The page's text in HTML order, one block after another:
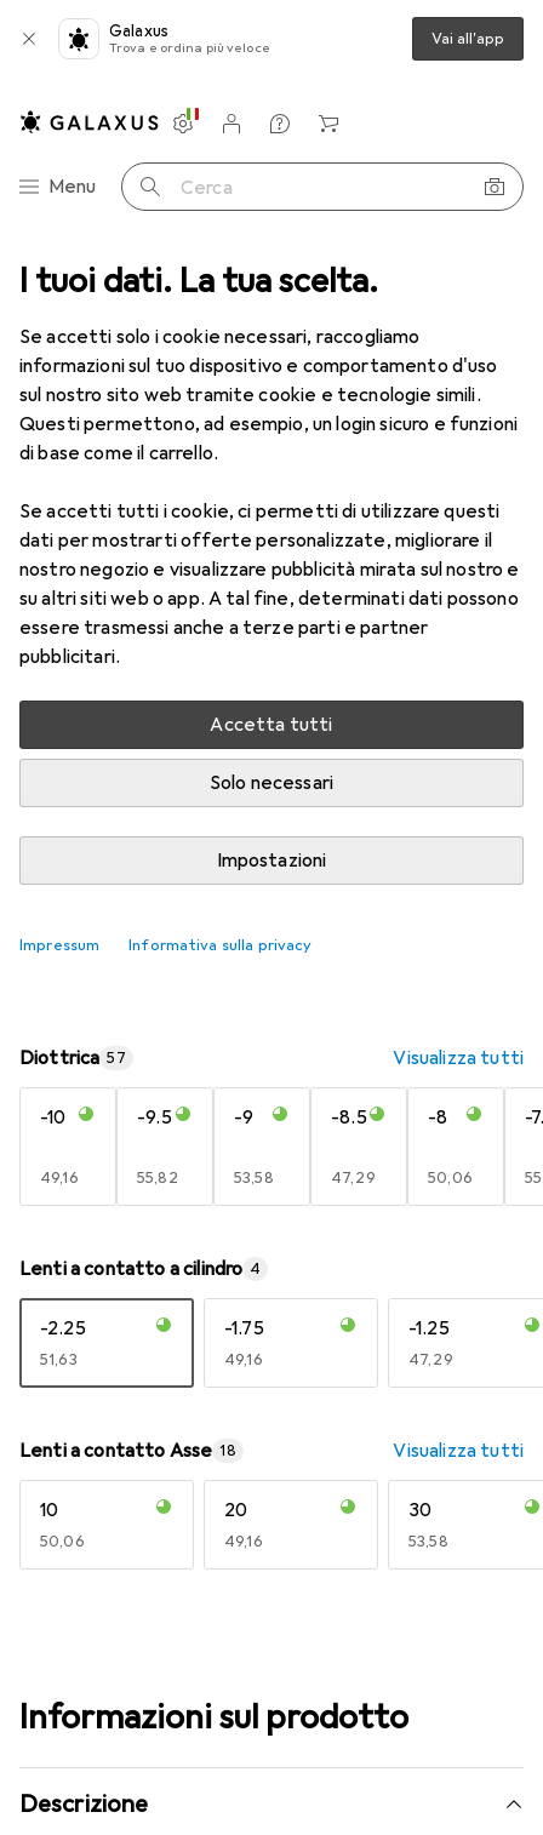
I tuoi dati. La tua scelta.
Se accetti solo i cookie necessari, raccogliamo
informazioni sul tuo dispositivo e comportamento d'uso
sul nostro sito web tramite cookie e tecnologie simili.
Questi permettono, ad esempio, un login sicuro e funzioni
di base come il carrello.
Se accetti tutti i cookie, ci permetti di utilizzare questi
dati per mostrarti offerte personalizzate, migliorare il
nostro negozio e visualizzare pubblicità mirata sul nostro e
su altri siti web o app. A tal fine, determinati dati possono
essere trasmessi anche a terze parti e partner
pubblicitari.
Accetta tutti
Solo necessari
Impostazioni
Impressum Informativa sulla privacy
Galaxus
Trova e ordina più veloce Vai all'app
Categoria Navigazione
Menu Cerca
Impostazioni
Conto cliente
Liste di confronto
Liste dei desideri
Carrello
Lenti a contatto Air Optix più HydraGlyde per l'astigmatismo
1 Immagine
Air Optix più HydraGlyde per
-3, Obiettivo mensile, 6 pz., Torico
Prezzo in EUR IVA incl.
EUR
51,63 EUR
8,60/1pz.
Consegna tra lun, 17/8 e mer, 19/8
Più di 10 pezzi in stock presso il fornitore
Aggiungi al carrello
Diottrica 57 Visualizza tutti
-10
EUR
49,16
-9.5
EUR
55,82
-9
EUR
53,58
-8.5
EUR
47,29
-8
EUR
50,06
-
Lenti a contatto a cilindro 4
-2.25
EUR
51,63
-1.75
EUR
49,16
-1.25
EUR
47,29
Lenti a contatto Asse 18 Visualizza tutti
10
EUR
50,06
20
EUR
49,16
30
EUR
53,58
Informazioni sul prodotto
Descrizione